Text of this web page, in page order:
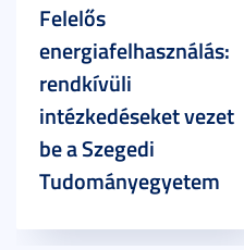
Felelős
energiafelhasználás:
rendkívüli
intézkedéseket vezet
be a Szegedi
Tudományegyetem